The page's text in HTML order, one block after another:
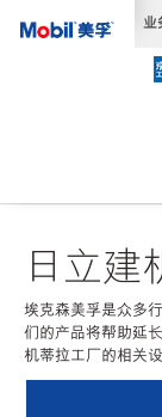
业
日立建
埃克森美孚是众多
们的产品将帮助延
机蒂拉工厂的相关